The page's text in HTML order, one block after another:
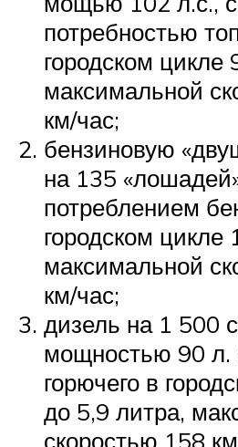
потребностью
городском цикле
максимальной
км/час;
бензиновую
на 135
потреблением
городском цикле
максимальной
км/час;
дизель на 1 500
мощностью 90 л.
горючего в
до 5,9 литра,
скоростью 158